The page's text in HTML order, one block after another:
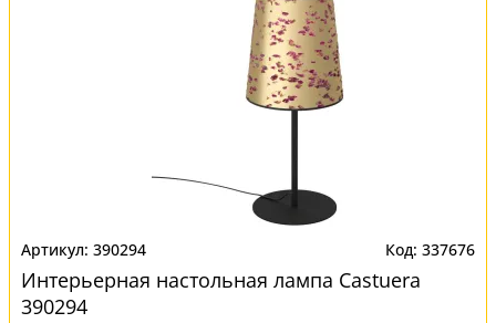
390294 337676
Интерьерная настольная лампа Castuera
390294